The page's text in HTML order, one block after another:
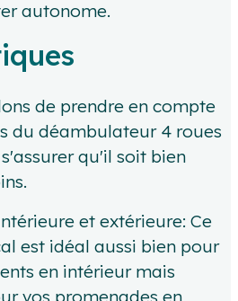
autonome.
de prendre en compte
du déambulateur 4 roues
qu'il soit bien
et extérieure: Ce
est idéal aussi bien pour
en intérieur mais